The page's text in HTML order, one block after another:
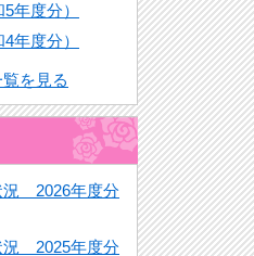
年度分）
年度分）
を見る
況 2026年度分
況 2025年度分